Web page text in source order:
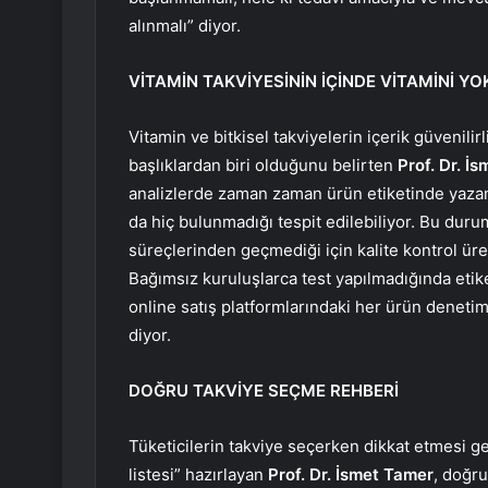
alınmalı” diyor.
VİTAMİN TAKVİYESİNİN İÇİNDE VİTAMİNİ
Vitamin ve bitkisel takviyelerin içerik
başlıklardan biri olduğunu belirten Prof. Dr.
analizlerde zaman zaman ürün etiketinde
da hiç bulunmadığı tespit edilebiliyor. Bu
süreçlerinden geçmediği için kalite kontrol
Bağımsız kuruluşlarca test yapılmadığında
online satış platformlarındaki her ürün
diyor.
DOĞRU TAKVİYE SEÇME REHBERİ
Tüketicilerin takviye seçerken dikkat etmesi
listesi” hazırlayan Prof. Dr. İsmet Tamer,